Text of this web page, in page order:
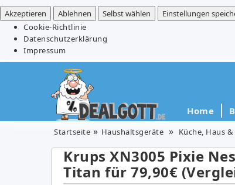
Akzeptieren
Ablehnen Selbst wählen Einstellungen
Cookie-Richtlinie
Datenschutzerklärung
Impressum
Home
Startseite Haushaltsgeräte Küche, Haus
Krups XN3005 Pixie
Titan für 79,90€